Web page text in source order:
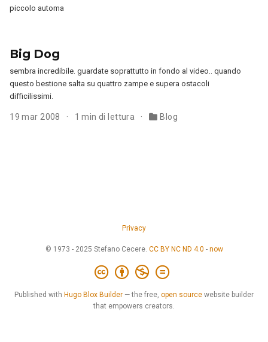
piccolo automa
Big Dog
sembra incredibile. guardate soprattutto in fondo al video.. quando
questo bestione salta su quattro zampe e supera ostacoli
difficilissimi.
19 mar 2008 1 min di lettura Blog
Privacy
© 1973 - 2025 Stefano Cecere. CC BY NC ND 4.0 - now
Published with Hugo Blox Builder — the free, open source website builder
that empowers creators.